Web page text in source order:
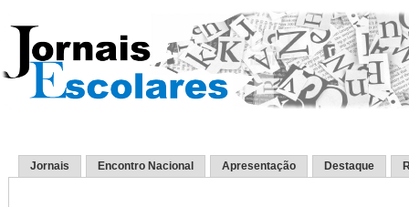
Jornais Encontro Nacional Apresentação Destaque